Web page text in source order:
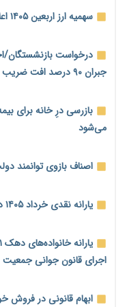
تأمین سرمایه در
معمای
رشد ۷۵ هزار
شدند
احتمال اختلال ۲۴ ساعته در سامانه‌های تأمین اجتماعی
آغاز اجرای پایلوت
سهمیه ارز اربعین ۱۴۰۵ اعلام شد؛ ۲۰۰ هزار دینار برای هر زائر
درخواست بازنشستگان/
جبران ۹۰ درصد افت ضریب زمان برقراری
بازرسی درِ خانه برای
می‌شود
اصناف بازوی توانمند
یارانه نقدی خرداد ۱۴۰۵ دهک‌های چهارم تا نهم واریز شد
اجرای قانون جوانی جمعیت
ابهام قانونی در فروش